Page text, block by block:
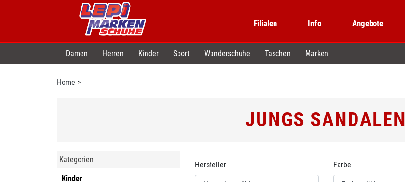
Filialen Info Angebote
Damen Herren Kinder Sport Wanderschuhe Taschen Marken
Home >
JUNGS SANDALEN
Kategorien
Kinder
Hersteller Farbe